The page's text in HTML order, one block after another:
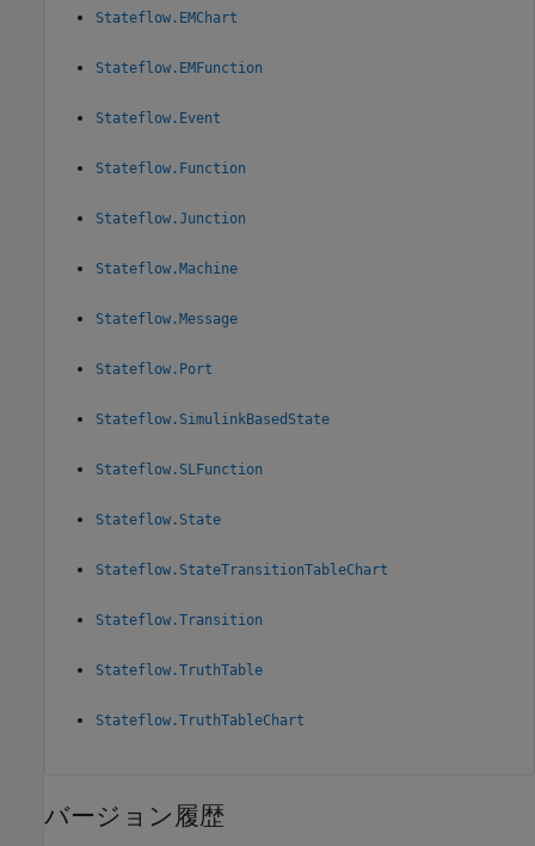
Stateflow.EMChart
Stateflow.EMFunction
Stateflow.Event
Stateflow.Function
Stateflow.Junction
Stateflow.Machine
Stateflow.Message
Stateflow.Port
Stateflow.SimulinkBasedState
Stateflow.SLFunction
Stateflow.State
Stateflow.StateTransitionTableChart
Stateflow.Transition
Stateflow.TruthTable
Stateflow.TruthTableChart
バージョン履歴